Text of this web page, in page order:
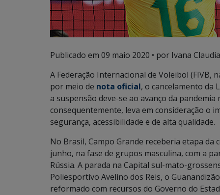
Publicado em 09 maio 2020 • por Ivana
A Federação Internacional de Voleibol (FIVB,
por meio de nota oficial, o cancelamento da
a suspensão deve-se ao avanço da
consequentemente, leva em consideração o
segurança, acessibilidade e de alta qualidade.
No Brasil, Campo Grande receberia etapa da
junho, na fase de grupos masculina, com a
Rússia. A parada na Capital sul-mato-
Poliesportivo Avelino dos Reis, o
reformado com recursos do Governo do